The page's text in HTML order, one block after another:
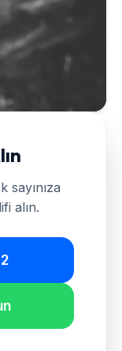
sayınıza
alın.